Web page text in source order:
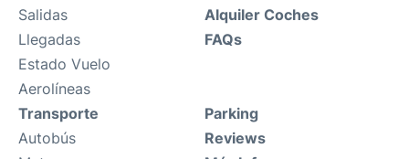
Salidas
Llegadas
Estado Vuelo
Aerolíneas
Alquiler Coches
FAQs
Transporte
Autobús
Parking
Reviews